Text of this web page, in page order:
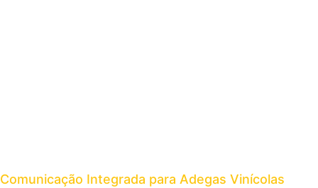
Comunicação Integrada para Adegas Vinícolas